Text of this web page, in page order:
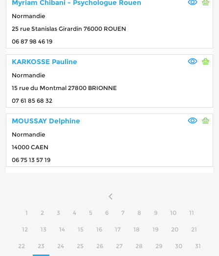
Myriam Chibani - Psychologue Rouen
Normandie
25 rue Stanislas Girardin 76000 ROUEN
06 87 98 46 19
KARKOSSE Pauline
Normandie
15 rue du Montmal 27800 BRIONNE
07 61 85 68 32
MOUSSAY Delphine
Normandie
14000 CAEN
06 75 13 57 19
1 2 3 4 5 6 7 8 9 10 11
12 13 14 15 16 17 18 19 20 21
22 23 24 25 26 27 28 29 30 31